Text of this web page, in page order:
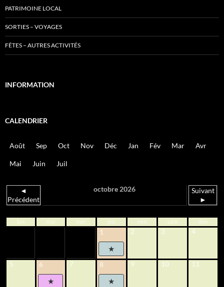
PATRIMOINE LOCAL
SORTIES – VOYAGES
FÊTES – AUTRES ACTIVITÉS
INFORMATION
CALENDRIER
Août Sep Oct Nov Déc Jan Fév Mar Avr
Mai Juin Juil
◄
Précédent
octobre 2026
Suivant
►
lun mar mer jeu ven sam dim
1 2 3 4
5 6 7 8 9 10 11